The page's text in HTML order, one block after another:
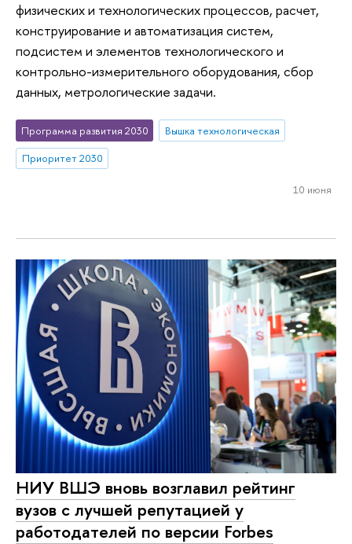
физических и технологических процессов, расчет,
конструирование и автоматизация систем,
подсистем и элементов технологического и
контрольно-измерительного оборудования, сбор
данных, метрологические задачи.
Программа развития 2030
Вышка технологическая
Приоритет 2030
10 июня
НИУ ВШЭ вновь возглавил рейтинг
вузов с лучшей репутацией у
работодателей по версии Forbes